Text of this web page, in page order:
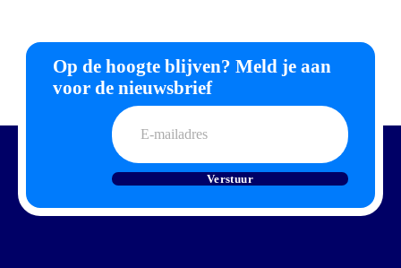
Op de hoogte blijven? Meld je aan
voor de nieuwsbrief
E-
mailadres
Verstuur